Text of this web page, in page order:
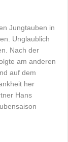
Jungtauben in
Unglaublich
Nach der
am anderen
auf dem
her
Hans
im RegV 411